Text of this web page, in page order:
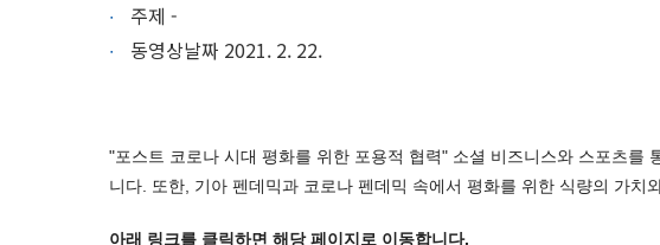
주제 -
동영상날짜 2021. 2. 22.
"포스트 코로나 시대 평화를 위한 포용적 협력" 소셜 비즈니스와 스포츠
니다. 또한, 기아 펜데믹과 코로나 펜데믹 속에서 평화를 위한 식량의 가
아래 링크를 클릭하면 해당 페이지로 이동합니다.